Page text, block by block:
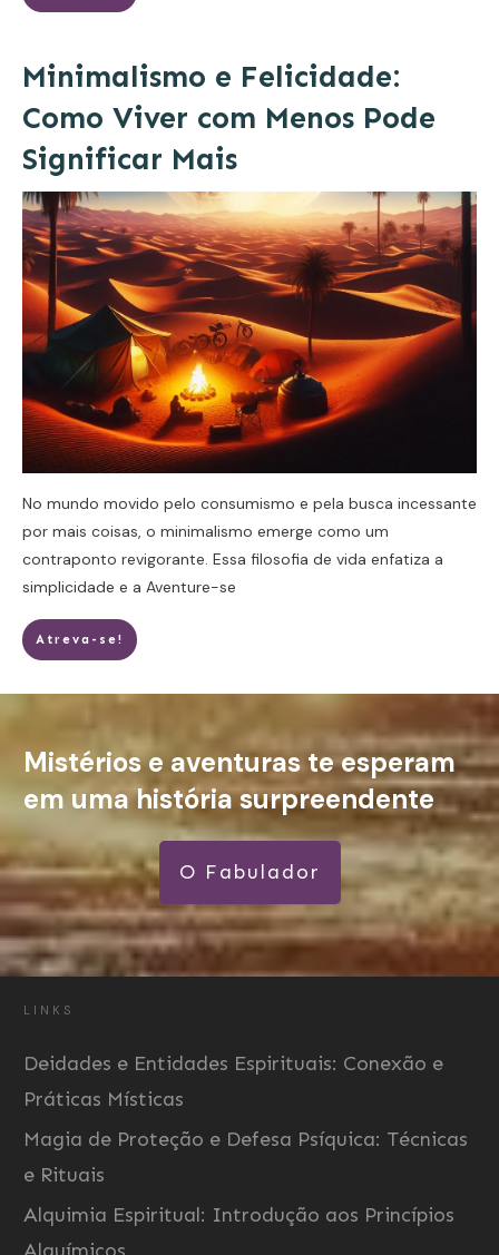
Minimalismo e Felicidade:
Como Viver com Menos Pode
Significar Mais
No mundo movido pelo consumismo e pela busca incessante
por mais coisas, o minimalismo emerge como um
contraponto revigorante. Essa filosofia de vida enfatiza a
simplicidade e a Aventure-se
Atreva-se!
Mistérios e aventuras te esperam
em uma história surpreendente
O Fabulador
LINKS
Deidades e Entidades Espirituais: Conexão e
Práticas Místicas
Magia de Proteção e Defesa Psíquica: Técnicas
e Rituais
Alquimia Espiritual: Introdução aos Princípios
Alquímicos